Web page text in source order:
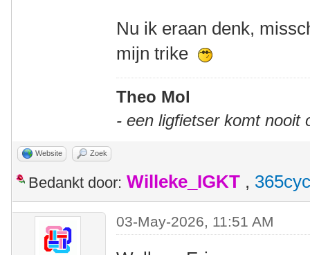
Nu ik eraan denk,
mijn trike
Theo Mol
- een ligfietser komt nooit
Website Zoek
Bedankt door: Willeke_IGKT ,
03-May-2026, 11:51 AM